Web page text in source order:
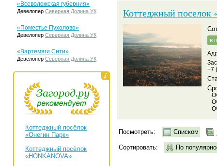
«Всеволожская губерния»
Девелопер Северная Долина УК
«Поместье Пухолово»
Девелопер Северная Долина УК
«Вартемяги Сити»
Девелопер Северная Долина УК
Коттеджный посёлок
«Онегин Парк»
Коттеджный посёлок
«HONKANOVA»
Коттеджный поселок
в
+7
Посмотреть: Списком
Сортировать: По